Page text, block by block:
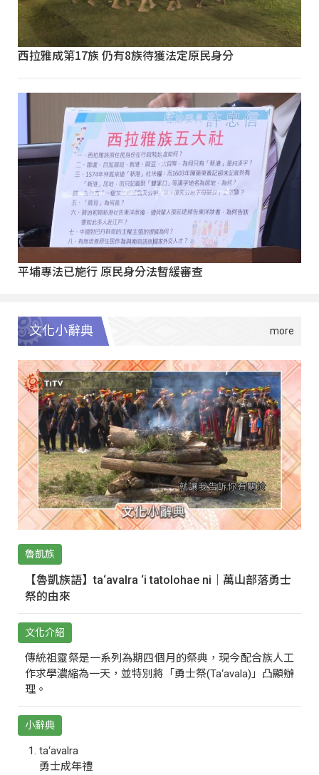
西拉雅成第17族 仍有8族待獲法定原民身分
平埔專法已施行 原民身分法暫緩審查
文化小辭典
魯凱族
【魯凱族語】ta‘avalra ‘i tatolohae ni｜萬山部落勇士
祭的由來
文化介紹
傳統祖靈祭是一系列為期四個月的祭典，現今配合族人工
作求學濃縮為一天，並特別將「勇士祭(Ta‘avala)」凸顯辦
理。
小辭典
ta‘avalra
勇士成年禮